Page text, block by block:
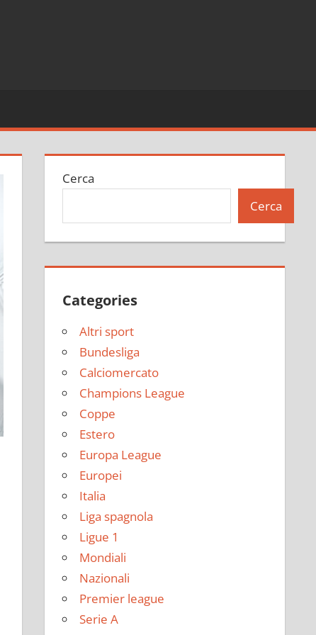
Cerca
Cerca
Categories
Altri sport
Bundesliga
Calciomercato
Champions League
Coppe
Estero
Europa League
Europei
Italia
Liga spagnola
Ligue 1
Mondiali
Nazionali
Premier league
Serie A